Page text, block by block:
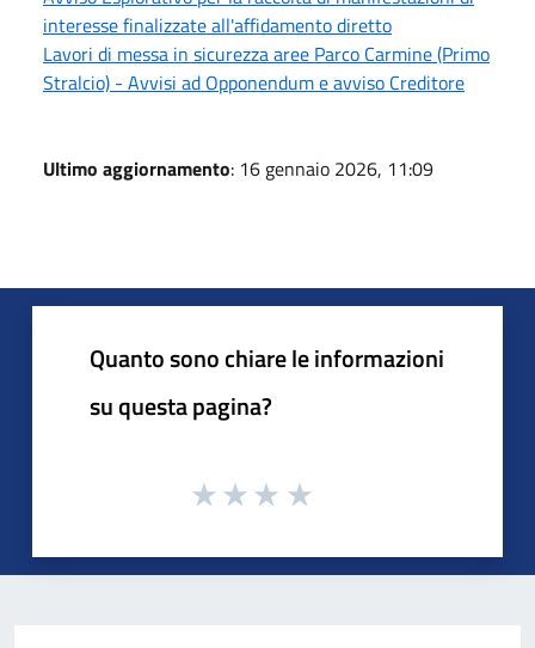
interesse finalizzate all'affidamento diretto
Lavori di messa in sicurezza aree Parco Carmine (Primo
Stralcio) - Avvisi ad Opponendum e avviso Creditore
Ultimo aggiornamento: 16 gennaio 2026, 11:09
Quanto sono chiare le informazioni
su questa pagina?